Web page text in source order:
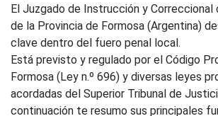
El Juzgado de Instrucción y Correccional
de la Provincia de Formosa (Argentina)
clave dentro del fuero penal local.
Está previsto y regulado por el Código
Formosa (Ley n.º 696) y diversas leyes
acordadas del Superior Tribunal de
continuación te resumo sus principales